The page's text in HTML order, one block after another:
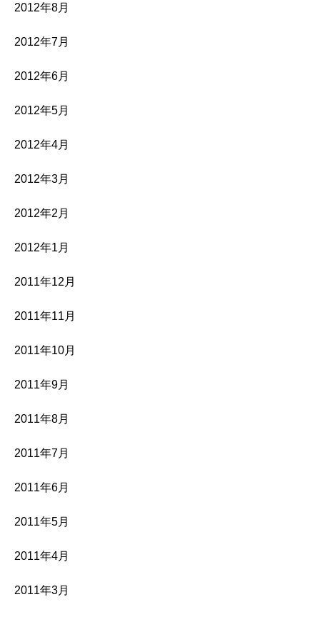
2012年8月
2012年7月
2012年6月
2012年5月
2012年4月
2012年3月
2012年2月
2012年1月
2011年12月
2011年11月
2011年10月
2011年9月
2011年8月
2011年7月
2011年6月
2011年5月
2011年4月
2011年3月